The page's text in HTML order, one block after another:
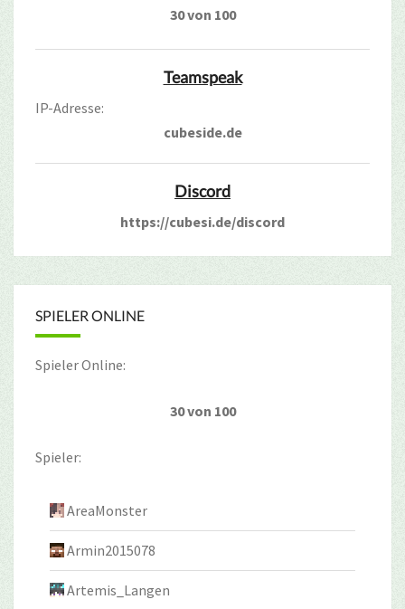
30 von 100
Teamspeak
IP-Adresse:
cubeside.de
Discord
https://cubesi.de/discord
SPIELER ONLINE
Spieler Online:
30 von 100
Spieler:
AreaMonster
Armin2015078
Artemis_Langen